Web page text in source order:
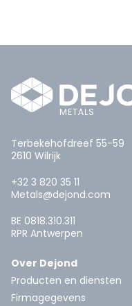
Terbekehofdreef 55-59
2610 Wilrijk
+32 3 820 35 11
Metals@dejond.com
BE 0818.310.311
RPR Antwerpen
Over Dejond
Producten en diensten
Firmagegevens